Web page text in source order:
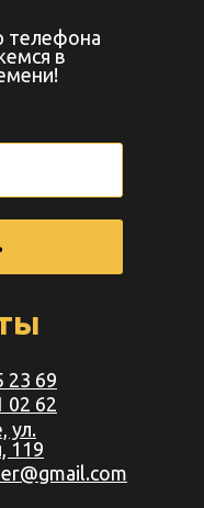
23 69
ул.
119
телефона
в
02 62